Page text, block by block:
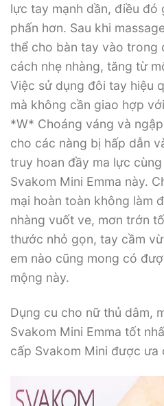
lực tay mạnh dần, điều đó
phấn hơn. Sau khi
thể cho bàn tay vào trong
cách nhẹ nhàng, tăng từ
Việc sử dụng đôi tay hiệu
mà không cần giao hợp
*W* Choáng váng và
cho các nàng bị hấp dẫn
truy hoan đầy ma lực
Svakom Mini Emma này.
mại hoàn toàn không làm
nhàng vuốt ve, mơn trớn
thước nhỏ gọn, tay cầm
em nào cũng mong có
mộng này.
Dụng cu cho nữ thủ dâm,
Svakom Mini Emma tốt
cấp Svakom Mini được ưa